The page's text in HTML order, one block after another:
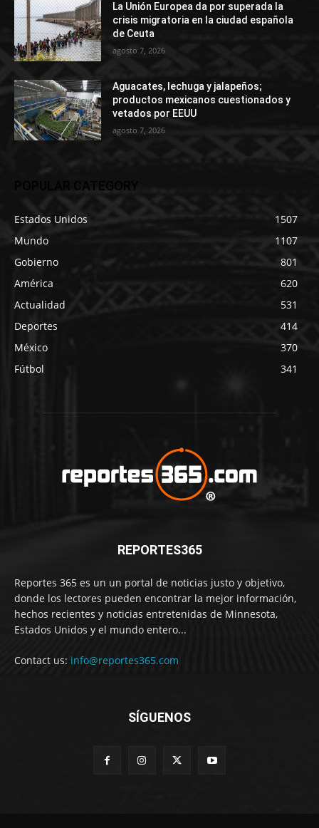
La Unión Europea da por superada la
crisis migratoria en la ciudad española
de Ceuta
agosto 7, 2026
Aguacates, lechuga y jalapeños;
productos mexicanos cuestionados y
vetados por EEUU
agosto 7, 2026
POPULAR CATEGORY
Estados Unidos
1507
Mundo
1107
Gobierno
801
América
620
Actualidad
531
Deportes
414
México
370
Fútbol
341
REPORTES365
Reportes 365 es un un portal de noticias justo y objetivo,
donde los lectores pueden encontrar la mejor información,
hechos recientes y noticias entretenidas de Minnesota,
Estados Unidos y el mundo entero...
Contact us: info@reportes365.com
SÍGUENOS